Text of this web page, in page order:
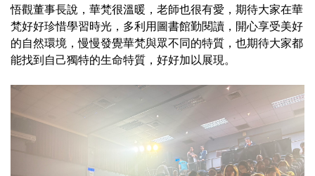
悟觀董事長說，華梵很溫暖，老師也很有愛，期待大家在華
梵好好珍惜學習時光，多利用圖書館勤閱讀，開心享受美好
的自然環境，慢慢發覺華梵與眾不同的特質，也期待大家都
能找到自己獨特的生命特質，好好加以展現。